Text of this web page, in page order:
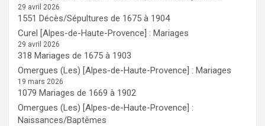
29 avril 2026
1551 Décès/Sépultures de 1675 à 1904
Curel [Alpes-de-Haute-Provence] : Mariages
29 avril 2026
318 Mariages de 1675 à 1903
Omergues (Les) [Alpes-de-Haute-Provence] : Mariages
19 mars 2026
1079 Mariages de 1669 à 1902
Omergues (Les) [Alpes-de-Haute-Provence] :
Naissances/Baptêmes